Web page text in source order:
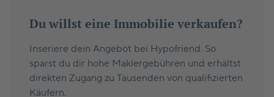
Du willst eine Immobilie verkaufen?
Inseriere dein Angebot bei Hypofriend. So
sparst du dir hohe Maklergebühren und erhältst
direkten Zugang zu Tausenden von qualifizierten
Käufern.